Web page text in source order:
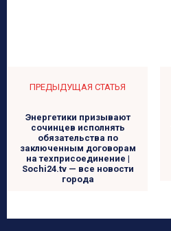
ПРЕДЫДУЩАЯ СТАТЬЯ
Энергетики призывают
сочинцев исполнять
обязательства по
заключенным договорам
на техприсоединение |
Sochi24.tv — все новости
города